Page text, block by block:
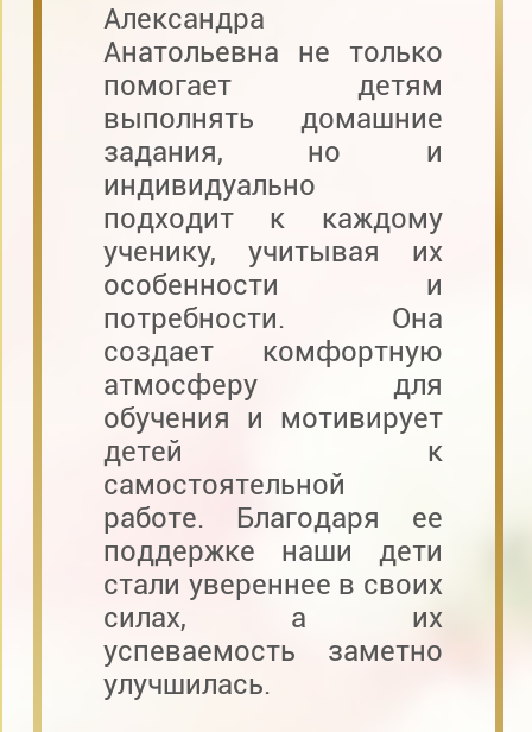
Александра
Анатольевна не только
помогает детям
выполнять домашние
задания, но и
индивидуально
подходит к каждому
ученику, учитывая их
особенности и
потребности. Она
создает комфортную
атмосферу для
обучения и мотивирует
детей к
самостоятельной
работе. Благодаря ее
поддержке наши дети
стали увереннее в своих
силах, а их
успеваемость заметно
улучшилась.